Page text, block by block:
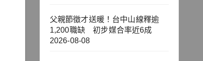
父親節徵才送暖！台中山線釋逾
1,200職缺 初步媒合率近6成
2026-08-08